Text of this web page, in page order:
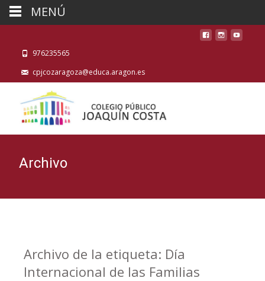
976235565
cpjcozaragoza@educa.aragon.es
Archivo
Archivo de la etiqueta: Día
Internacional de las Familias
MENÚ